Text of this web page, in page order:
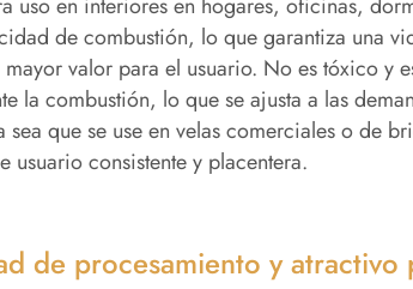
uso en interiores en hogares, oficinas,
de combustión, lo que garantiza una
valor para el usuario. No es tóxico y
la combustión, lo que se ajusta a las
sea que se use en velas comerciales o de
usuario consistente y placentera.
de procesamiento y atractivo